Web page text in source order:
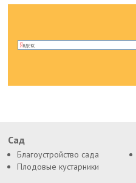
Сад
Благоустройство сада
Плодовые кустарники